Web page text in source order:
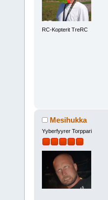
RC-Kopterit TreRC
Mesihukka
Yyberfyyrer Torppari